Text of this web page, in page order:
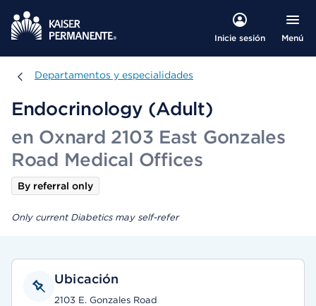
Inicie sesión Menú
Departamentos y especialidades
Departamentos y especialidades
Endocrinology (Adult)
en Oxnard 2103 East Gonzales
Road Medical Offices
By referral only
Only current Diabetics may self-refer
Ubicación
2103 E. Gonzales Road